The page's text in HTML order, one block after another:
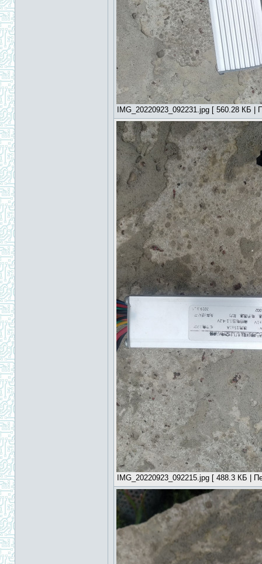
IMG_20220923_092231.jpg [ 560.28 КБ |
IMG_20220923_092215.jpg [ 488.3 КБ |